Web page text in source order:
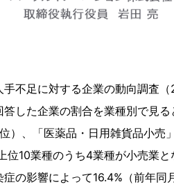
不足に対する企業の動向調査
した企業の割合を業種別で見
）、「医薬品・日用雑貨品小売
位10業種のうち4業種が小売業
の影響によって16.4%（前年同